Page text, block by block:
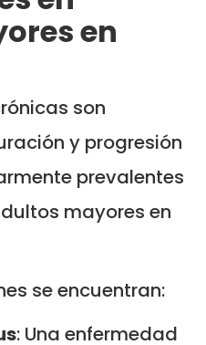
en
son
y progresión
prevalentes
mayores en
se encuentran:
: Una enfermedad